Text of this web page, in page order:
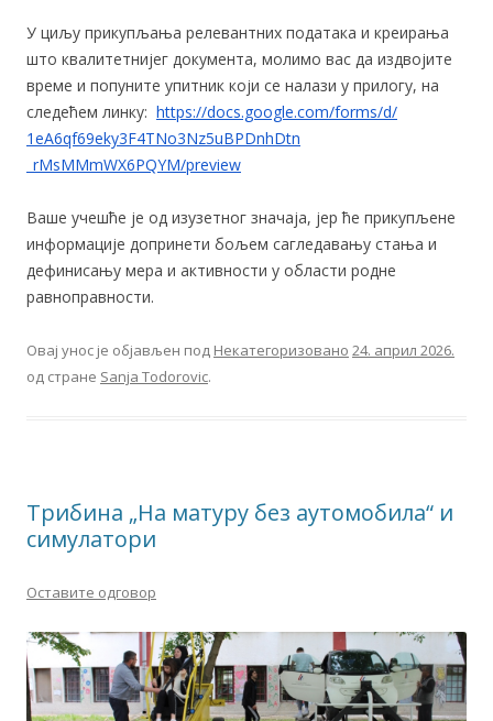
У циљу прикупљања релевантних података и креирања
што квалитетнијег документа, молимо вас да издвојите
време и попуните упитник који се налази у прилогу, на
следећем линку: https://docs.google.com/forms/d/
1eA6qf69eky3F4TNo3Nz5uBPDnhDtn
_rMsMMmWX6PQYM/preview
Ваше учешће је од изузетног значаја, јер ће прикупљене
информације допринети бољем сагледавању стања и
дефинисању мера и активности у области родне
равноправности.
Овај унос је објављен под Некатегоризовано 24. април 2026.
од стране Sanja Todorovic.
Трибина „На матуру без аутомобила“ и
симулатори
Оставите одговор